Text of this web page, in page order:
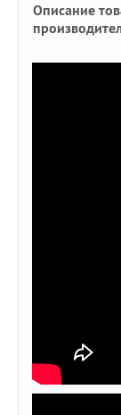
Описание